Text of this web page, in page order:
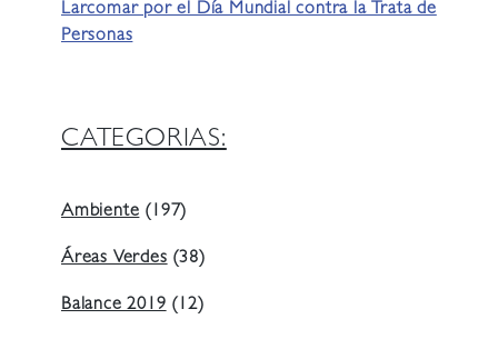
Larcomar por el Día Mundial contra la Trata de
Personas
CATEGORIAS:
Ambiente (197)
Áreas Verdes (38)
Balance 2019 (12)